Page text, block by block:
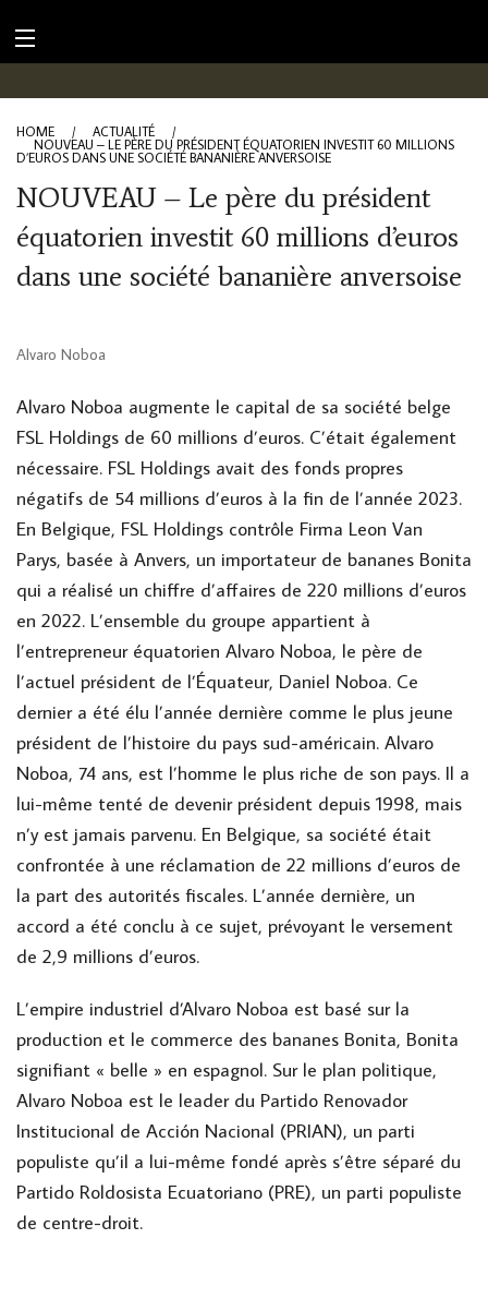
HOME / ACTUALITÉ
/
NOUVEAU – LE PÈRE DU PRÉSIDENT ÉQUATORIEN INVESTIT 60 MILLIONS
D’EUROS DANS UNE SOCIÉTÉ BANANIÈRE ANVERSOISE
NOUVEAU – Le père du président
équatorien investit 60 millions d’euros
dans une société bananière anversoise
Alvaro Noboa
Alvaro Noboa augmente le capital de sa société belge
FSL Holdings de 60 millions d’euros. C’était également
nécessaire. FSL Holdings avait des fonds propres
négatifs de 54 millions d’euros à la fin de l’année 2023.
En Belgique, FSL Holdings contrôle Firma Leon Van
Parys, basée à Anvers, un importateur de bananes Bonita
qui a réalisé un chiffre d’affaires de 220 millions d’euros
en 2022. L’ensemble du groupe appartient à
l’entrepreneur équatorien Alvaro Noboa, le père de
l’actuel président de l’Équateur, Daniel Noboa. Ce
dernier a été élu l’année dernière comme le plus jeune
président de l’histoire du pays sud-américain. Alvaro
Noboa, 74 ans, est l’homme le plus riche de son pays. Il a
lui-même tenté de devenir président depuis 1998, mais
n’y est jamais parvenu. En Belgique, sa société était
confrontée à une réclamation de 22 millions d’euros de
la part des autorités fiscales. L’année dernière, un
accord a été conclu à ce sujet, prévoyant le versement
de 2,9 millions d’euros.
L’empire industriel d’Alvaro Noboa est basé sur la
production et le commerce des bananes Bonita, Bonita
signifiant « belle » en espagnol. Sur le plan politique,
Alvaro Noboa est le leader du Partido Renovador
Institucional de Acción Nacional (PRIAN), un parti
populiste qu’il a lui-même fondé après s’être séparé du
Partido Roldosista Ecuatoriano (PRE), un parti populiste
de centre-droit.